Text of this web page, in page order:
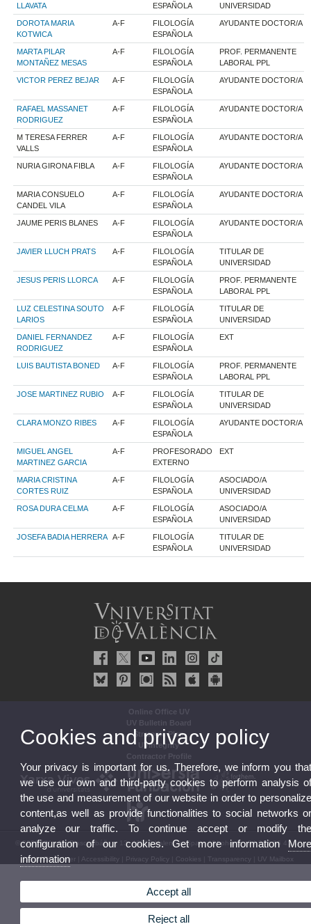
LLAVATA
ESPAÑOLA
UNIVERSIDAD
DOROTA MARIA
KOTWICA
A-F
FILOLOGÍA
ESPAÑOLA
AYUDANTE DOCTOR/A
MARTA PILAR
MONTAÑEZ MESAS
A-F
FILOLOGÍA
ESPAÑOLA
PROF. PERMANENTE
LABORAL PPL
VICTOR PEREZ BEJAR A-F
FILOLOGÍA
ESPAÑOLA
AYUDANTE DOCTOR/A
RAFAEL MASSANET
RODRIGUEZ
A-F
FILOLOGÍA
ESPAÑOLA
AYUDANTE DOCTOR/A
M TERESA FERRER
VALLS
A-F
FILOLOGÍA
ESPAÑOLA
AYUDANTE DOCTOR/A
NURIA GIRONA FIBLA A-F
FILOLOGÍA
ESPAÑOLA
AYUDANTE DOCTOR/A
MARIA CONSUELO
CANDEL VILA
A-F
FILOLOGÍA
ESPAÑOLA
AYUDANTE DOCTOR/A
JAUME PERIS BLANES A-F
FILOLOGÍA
ESPAÑOLA
AYUDANTE DOCTOR/A
JAVIER LLUCH PRATS A-F
FILOLOGÍA
ESPAÑOLA
TITULAR DE
UNIVERSIDAD
JESUS PERIS LLORCA A-F
FILOLOGÍA
ESPAÑOLA
PROF. PERMANENTE
LABORAL PPL
LUZ CELESTINA SOUTO
LARIOS
A-F
FILOLOGÍA
ESPAÑOLA
TITULAR DE
UNIVERSIDAD
DANIEL FERNANDEZ
RODRIGUEZ
A-F
FILOLOGÍA
ESPAÑOLA
EXT
LUIS BAUTISTA BONED A-F
FILOLOGÍA
ESPAÑOLA
PROF. PERMANENTE
LABORAL PPL
JOSE MARTINEZ RUBIO A-F
FILOLOGÍA
ESPAÑOLA
TITULAR DE
UNIVERSIDAD
CLARA MONZO RIBES A-F
FILOLOGÍA
ESPAÑOLA
AYUDANTE DOCTOR/A
MIGUEL ANGEL
MARTINEZ GARCIA
A-F
PROFESORADO
EXTERNO
EXT
MARIA CRISTINA
CORTES RUIZ
A-F
FILOLOGÍA
ESPAÑOLA
ASOCIADO/A
UNIVERSIDAD
ROSA DURA CELMA A-F
FILOLOGÍA
ESPAÑOLA
ASOCIADO/A
UNIVERSIDAD
JOSEFA BADIA HERRERA A-F
FILOLOGÍA
ESPAÑOLA
TITULAR DE
UNIVERSIDAD
Online Office UV
UV Bulletin Board
Strategic Plan
UVintegrity
Contractor Profile
© 2026 UV. - Av. Blasco Ibáñez, 13. 46010 Valencia. Spain. UV phone +34 963 86 41 00
Legal Disclaimer |Accessibility Privacy Policy Cookies Transparency UV Mailbox
Cookies and privacy policy
Your privacy is important for us. Therefore, we inform you
we use our own and third-party cookies to perform analysis
the use and measurement of our website in order to
content,as well as provide functionalities to social networks
analyze our traffic. To continue accept or modify
configuration of our cookies. Get more information
information
Accept all
Reject all